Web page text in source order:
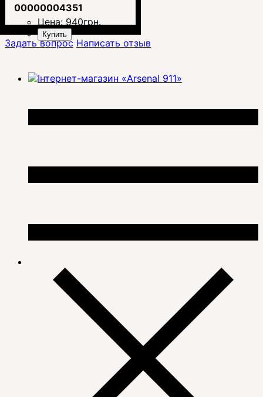
00000004351
Цена: 940грн.
Купить
Задать вопрос Написать отзыв